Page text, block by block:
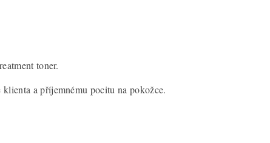
toner.
a příjemnému pocitu na pokožce.